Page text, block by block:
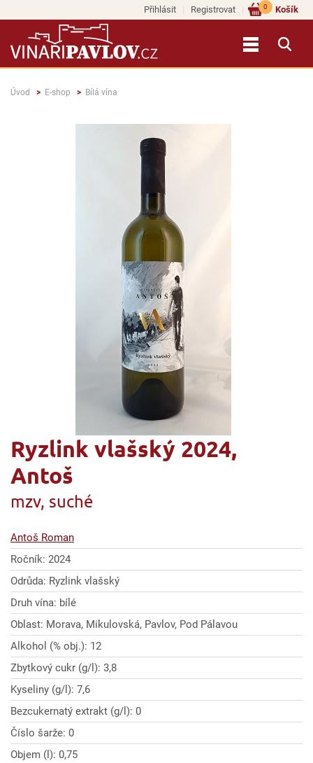
Přihlásit Registrovat Košík
0
Úvod E-shop Bílá vína
Ryzlink vlašský 2024,
Antoš
mzv, suché
Antoš Roman
Ročník: 2024
Odrůda: Ryzlink vlašský
Druh vína: bílé
Oblast: Morava, Mikulovská, Pavlov, Pod Pálavou
Alkohol (% obj.): 12
Zbytkový cukr (g/l): 3,8
Kyseliny (g/l): 7,6
Bezcukernatý extrakt (g/l): 0
Číslo šarže: 0
Objem (l): 0,75